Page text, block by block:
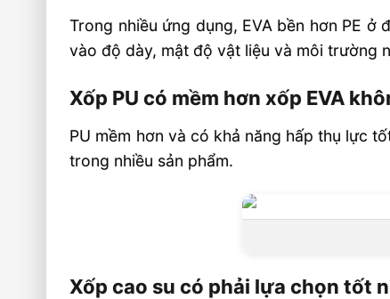
Trong nhiều ứng dụng, EVA bền hơn PE
vào độ dày, mật độ vật liệu và môi trường
Xốp PU có mềm hơn xốp EVA
PU mềm hơn và có khả năng hấp thụ lực
trong nhiều sản phẩm.
Xốp cao su có phải lựa chọn tốt